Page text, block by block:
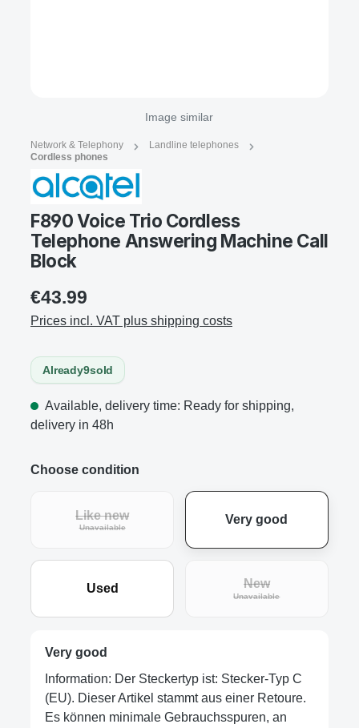
Image similar
Network & Telephony
Landline telephones
Cordless phones
F890 Voice Trio Cordless
Telephone Answering Machine Call
Block
€43.99
Prices incl. VAT plus shipping costs
Already9sold
Available, delivery time: Ready for shipping,
delivery in 48h
Choose condition
Like new
Unavailable(This option is currently unavailable.)
Very good
Used New
Unavailable(This option is
Very good
Information: Der Steckertyp ist: Stecker-Typ C
(EU). Dieser Artikel stammt aus einer Retoure.
Es können minimale Gebrauchsspuren, an